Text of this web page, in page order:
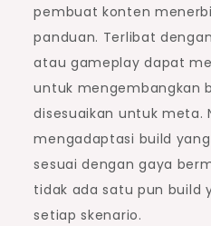
pembuat konten
panduan. Terlibat
atau gameplay dapat
untuk mengembangkan
disesuaikan untuk meta.
mengadaptasi build
sesuai dengan gaya
tidak ada satu pun build
setiap skenario.